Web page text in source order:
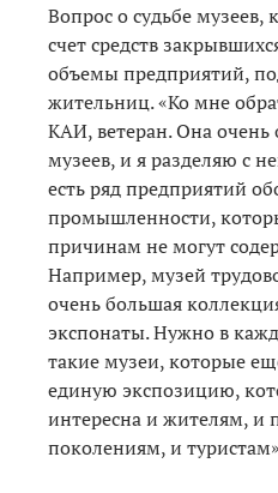
Вопрос о судьбе музеев,
счет средств
объемы предприятий,
жительниц. «Ко мне
КАИ, ветеран. Она очень
музеев, и я разделяю с
есть ряд предприятий
промышленности,
причинам не могут
Например, музей
очень большая
экспонаты. Нужно в
такие музеи, которые
единую экспозицию,
интересна и жителям, и
поколениям, и